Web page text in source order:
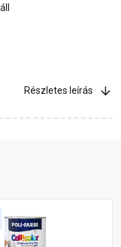
Részletes leírás